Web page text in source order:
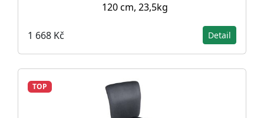
120 cm, 23,5kg
1 668 Kč Detail
TOP